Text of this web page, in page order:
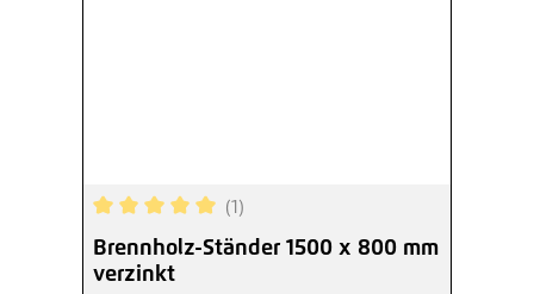
Durchschnittliche Bewertung von 5 von 5
(1)
Brennholz-Ständer 1500 x 800 mm
verzinkt